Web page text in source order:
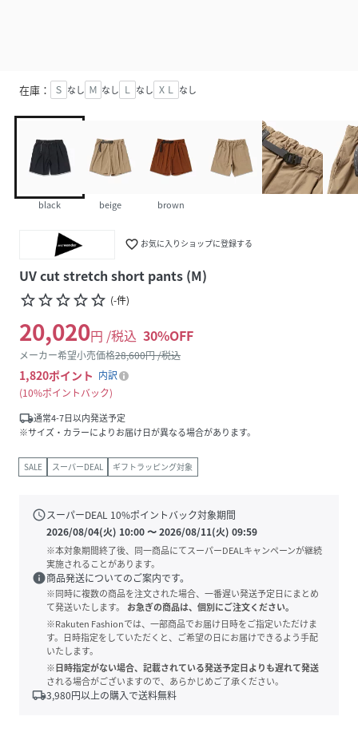
在庫： Ｓ なし Ｍ なし Ｌ なし ＸＬ なし
black beige brown
favorite_border お気に入りショップに登録する
UV cut stretch short pants (M)
star_borderstar_borderstar_borderstar_borderstar_border (-件)
20,020円 /税込 30%OFF
メーカー希望小売価格28,600円 /税込
1,820ポイント 内訳
10%ポイントバック
local_shipping通常4-7日以内発送予定
※サイズ・カラーによりお届け日が異なる場合があります。
SALE スーパーDEAL ギフトラッピング対象
scheduleスーパーDEAL 10%ポイントバック対象期間
2026/08/04(火) 10:00〜2026/08/11(火) 09:59
※本対象期間終了後、同一商品にてスーパーDEALキャンペーンが継続
実施されることがあります。
info商品発送についてのご案内です。
※同時に複数の商品を注文された場合、一番遅い発送予定日にまとめ
て発送いたします。
お急ぎの商品は、個別にご注文ください。
※Rakuten Fashionでは、一部商品でお届け日時をご指定いただけま
す。日時指定をしていただくと、ご希望の日にお届けできるよう手配
いたします。
※日時指定がない場合、記載されている発送予定日よりも遅れて発送
される場合がございますので、あらかじめご了承ください。
local_shipping3,980円以上の購入で送料無料